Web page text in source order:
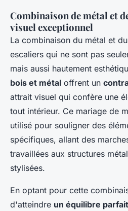
Combinaison de métal et
visuel exceptionnel
La combinaison du métal et
escaliers qui ne sont pas
mais aussi hautement
bois et métal offrent un
attrait visuel qui confère une
tout intérieur. Ce mariage de
utilisé pour souligner des
spécifiques, allant des
travaillées aux structures
stylisées.
En optant pour cette
d'atteindre un équilibre